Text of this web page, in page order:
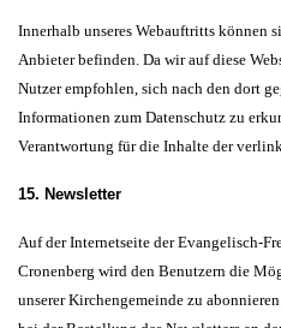
Innerhalb unseres Webauftritts können
Anbieter befinden. Da wir auf diese
Nutzer empfohlen, sich nach den dort
Informationen zum Datenschutz zu
Verantwortung für die Inhalte der
15. Newsletter
Auf der Internetseite der Evangelisch-
Cronenberg wird den Benutzern die
unserer Kirchengemeinde zu